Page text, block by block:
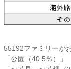
55192ファミリーが
「公園（40.5％）」